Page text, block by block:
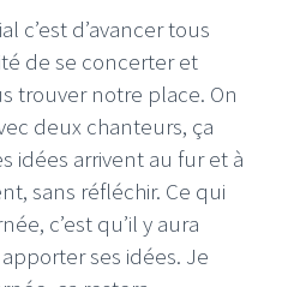
c’est d’avancer tous
de se concerter et
trouver notre place. On
deux chanteurs, ça
idées arrivent au fur et à
sans réfléchir. Ce qui
c’est qu’il y aura
ses idées. Je